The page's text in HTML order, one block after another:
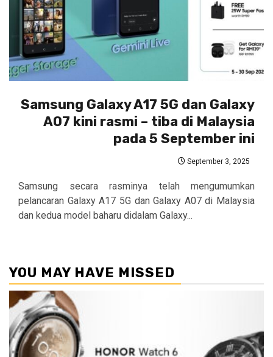
Samsung Galaxy A17 5G dan Galaxy
A07 kini rasmi – tiba di Malaysia
pada 5 September ini
September 3, 2025
Samsung secara rasminya telah mengumumkan
pelancaran Galaxy A17 5G dan Galaxy A07 di Malaysia
dan kedua model baharu didalam Galaxy...
YOU MAY HAVE MISSED